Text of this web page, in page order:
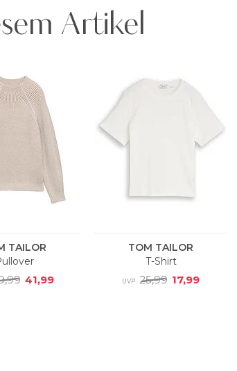
Artikel